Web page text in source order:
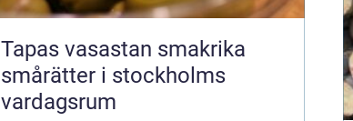
Tapas vasastan smakrika
smårätter i stockholms
vardagsrum